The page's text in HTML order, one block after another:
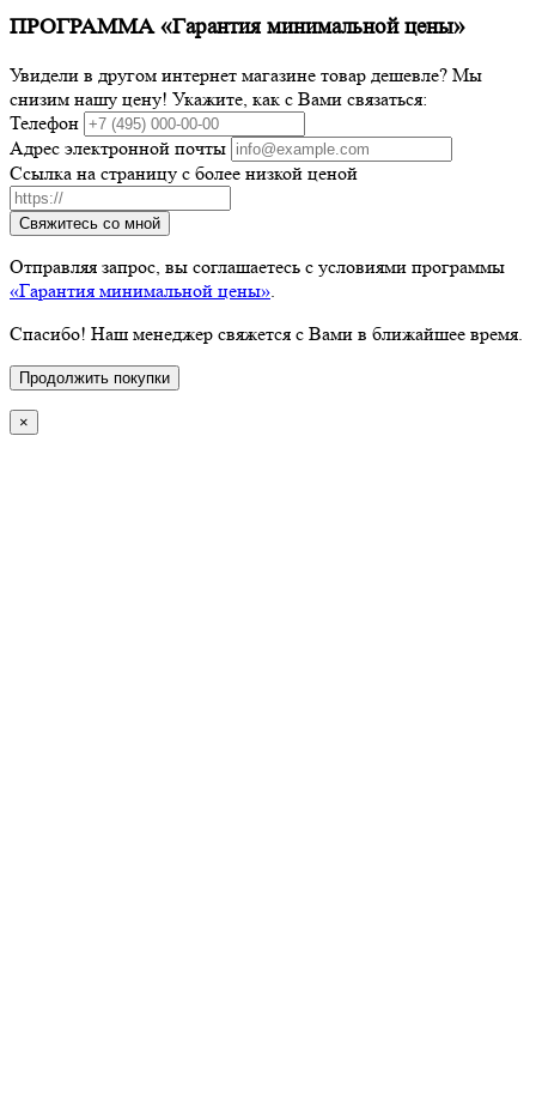
ПРОГРАММА «Гарантия минимальной цены»
Увидели в другом интернет магазине товар дешевле? Мы
снизим нашу цену! Укажите, как с Вами связаться:
Телефон
Адрес электронной почты
Ссылка на страницу с более низкой ценой
Свяжитесь со мной
Отправляя запрос, вы соглашаетесь с условиями программы
«Гарантия минимальной цены».
Спасибо! Наш менеджер свяжется с Вами в ближайшее время.
Продолжить покупки
×